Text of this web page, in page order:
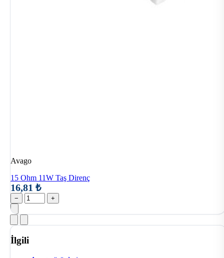
Avago
15 Ohm 11W Taş Direnç
16,81 ₺
− +
İlgili